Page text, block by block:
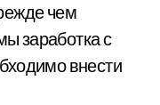
чем
заработка с
внести